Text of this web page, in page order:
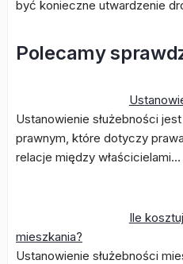
być konieczne utwardzenie
Polecamy
Ustanowienie służebności
prawnym, które dotyczy
relacje między właścicielami…
Ile
mieszkania?
Ustanowienie służebności